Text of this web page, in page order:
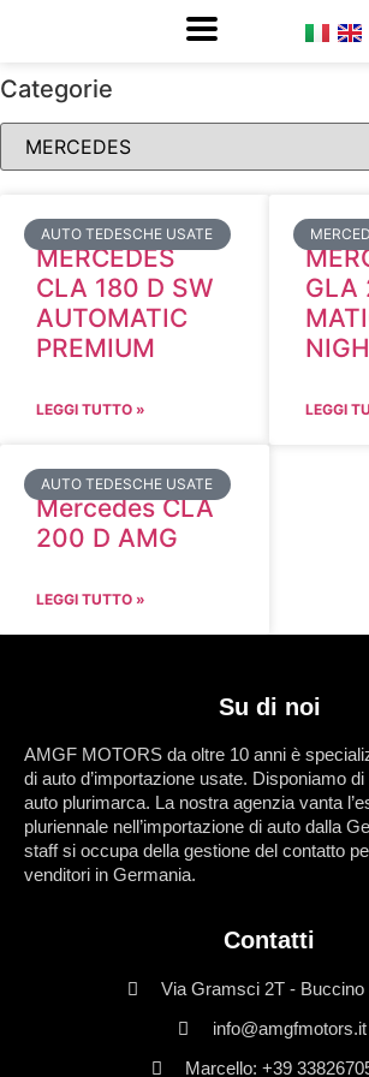
Categorie
AUTO TEDESCHE USATE
MERCEDES
CLA 180 D SW
AUTOMATIC
PREMIUM
LEGGI TUTTO »
GLA
LEGGI
AUTO TEDESCHE USATE
Mercedes CLA
200 D AMG
LEGGI TUTTO »
Su di noi
AMGF MOTORS da oltre 10 anni è
di auto d’importazione usate. Disponiamo
auto plurimarca. La nostra agenzia vanta
pluriennale nell’importazione di auto dalla
staff si occupa della gestione del contatto
venditori in Germania.
Contatti
Via Gramsci 2T - Buccino
info@amgfmotors.it
Marcello: +39